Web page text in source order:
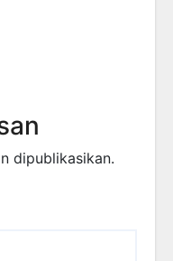
dipublikasikan.